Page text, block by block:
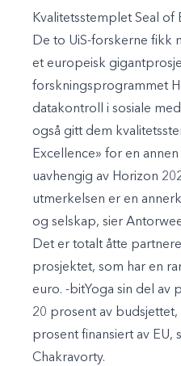
Kvalitetsstemplet Seal of
De to UiS-forskerne fikk
et europeisk
forskningsprogrammet
datakontroll i sosiale
også gitt dem
Excellence» for en
uavhengig av Horizon
utmerkelsen er en
og selskap, sier
Det er totalt åtte
prosjektet, som har en
euro. -bitYoga sin del av
20 prosent av
prosent finansiert av EU,
Chakravorty.